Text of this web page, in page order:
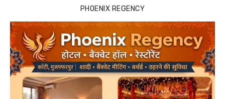
PHOENIX REGENCY